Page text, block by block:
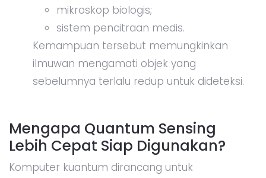
mikroskop biologis;
sistem pencitraan medis.
Kemampuan tersebut memungkinkan
ilmuwan mengamati objek yang
sebelumnya terlalu redup untuk dideteksi.
Mengapa Quantum Sensing
Lebih Cepat Siap Digunakan?
Komputer kuantum dirancang untuk